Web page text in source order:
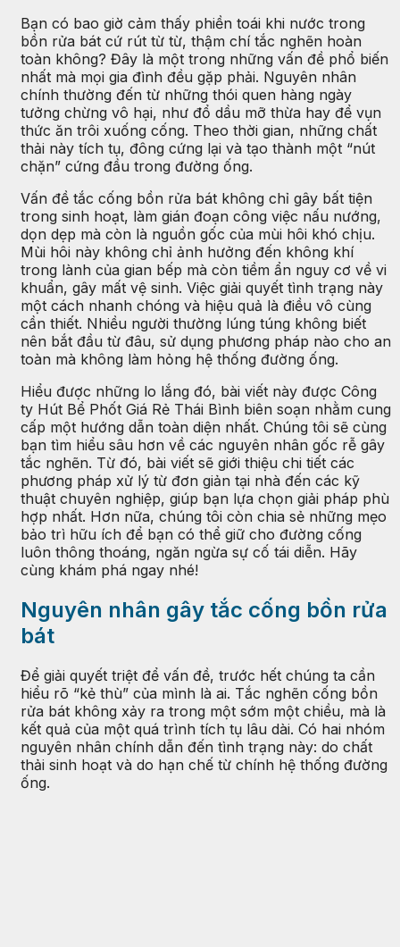
Bạn có bao giờ cảm thấy phiền toái khi nước trong
bồn rửa bát cứ rút từ từ, thậm chí tắc nghẽn hoàn
toàn không? Đây là một trong những vấn đề phổ biến
nhất mà mọi gia đình đều gặp phải. Nguyên nhân
chính thường đến từ những thói quen hàng ngày
tưởng chừng vô hại, như đổ dầu mỡ thừa hay để vụn
thức ăn trôi xuống cống. Theo thời gian, những chất
thải này tích tụ, đông cứng lại và tạo thành một “nút
chặn” cứng đầu trong đường ống.
Vấn đề tắc cống bồn rửa bát không chỉ gây bất tiện
trong sinh hoạt, làm gián đoạn công việc nấu nướng,
dọn dẹp mà còn là nguồn gốc của mùi hôi khó chịu.
Mùi hôi này không chỉ ảnh hưởng đến không khí
trong lành của gian bếp mà còn tiềm ẩn nguy cơ về vi
khuẩn, gây mất vệ sinh. Việc giải quyết tình trạng này
một cách nhanh chóng và hiệu quả là điều vô cùng
cần thiết. Nhiều người thường lúng túng không biết
nên bắt đầu từ đâu, sử dụng phương pháp nào cho an
toàn mà không làm hỏng hệ thống đường ống.
Hiểu được những lo lắng đó, bài viết này được Công
ty Hút Bể Phốt Giá Rẻ Thái Bình biên soạn nhằm cung
cấp một hướng dẫn toàn diện nhất. Chúng tôi sẽ cùng
bạn tìm hiểu sâu hơn về các nguyên nhân gốc rễ gây
tắc nghẽn. Từ đó, bài viết sẽ giới thiệu chi tiết các
phương pháp xử lý từ đơn giản tại nhà đến các kỹ
thuật chuyên nghiệp, giúp bạn lựa chọn giải pháp phù
hợp nhất. Hơn nữa, chúng tôi còn chia sẻ những mẹo
bảo trì hữu ích để bạn có thể giữ cho đường cống
luôn thông thoáng, ngăn ngừa sự cố tái diễn. Hãy
cùng khám phá ngay nhé!
Nguyên nhân gây tắc cống bồn rửa
bát
Để giải quyết triệt để vấn đề, trước hết chúng ta cần
hiểu rõ “kẻ thù” của mình là ai. Tắc nghẽn cống bồn
rửa bát không xảy ra trong một sớm một chiều, mà là
kết quả của một quá trình tích tụ lâu dài. Có hai nhóm
nguyên nhân chính dẫn đến tình trạng này: do chất
thải sinh hoạt và do hạn chế từ chính hệ thống đường
ống.